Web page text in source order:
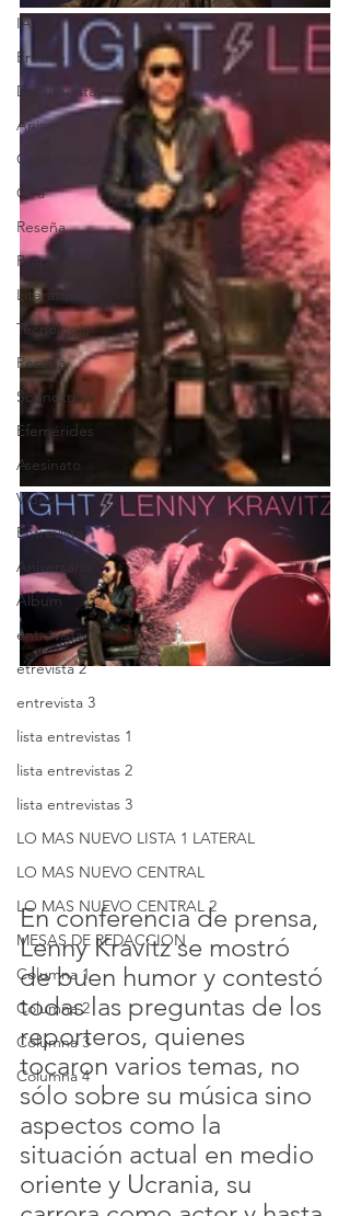
IA
Erótico
Documental
Anime
Colaboración
Gira
Reseña
Propuesta
Literatura
Tecnología
Reseña
Soundtrack
Efemérides
Asesinato
Video
Entrevista
Aniversario
Álbum
entrevista 1
etrevista 2
entrevista 3
lista entrevistas 1
lista entrevistas 2
lista entrevistas 3
LO MAS NUEVO LISTA 1 LATERAL
LO MAS NUEVO CENTRAL
LO MAS NUEVO CENTRAL 2
MESAS DE REDACCION
Columna 1
Columna 2
Columna 3
Columna 4
En conferencia de prensa,
Lenny Kravitz se mostró
de buen humor y contestó
todas las preguntas de los
reporteros, quienes
tocaron varios temas, no
sólo sobre su música sino
aspectos como la
situación actual en medio
oriente y Ucrania, su